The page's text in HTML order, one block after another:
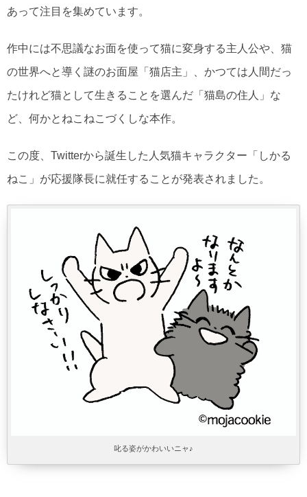
あって注目を集めています。
作中には不思議なお面を使って猫に変身する主人公や、猫
の世界へと導く謎のお面屋「猫店主」、かつては人間だっ
たけれど猫として生きることを選んだ「猫島の住人」な
ど、何かとねこねこづくしな本作。
この度、Twitterから誕生した人気猫キャラクター「しかる
ねこ」が応援隊長に就任することが発表されました。
叱る姿がかわいいニャ♪